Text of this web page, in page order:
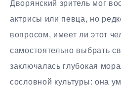
Дворянский зритель мог
актрисы или певца, но
вопросом, имеет ли этот
самостоятельно выбрать
заключалась глубокая
сословной культуры: она